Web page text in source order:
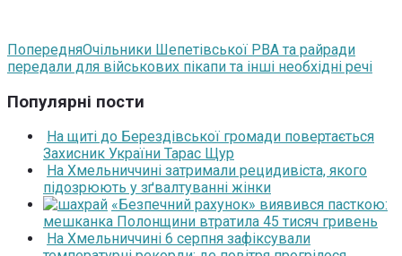
ПопередняОчільники Шепетівської РВА та райради
передали для військових пікапи та інші необхідні речі
Популярні пости
На щиті до Берездівської громади повертається
Захисник України Тарас Щур
На Хмельниччині затримали рецидивіста, якого
підозрюють у зґвалтуванні жінки
«Безпечний рахунок» виявився пасткою:
мешканка Полонщини втратила 45 тисяч гривень
На Хмельниччині 6 серпня зафіксували